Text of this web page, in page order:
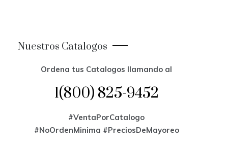
Nuestros Catalogos
Ordena tus Catalogos llamando al
1(800) 825-9452
#VentaPorCatalogo
#NoOrdenMinima #PreciosDeMayoreo